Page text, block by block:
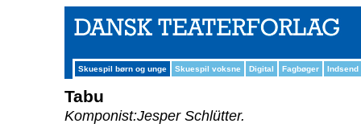
Skuespil børn og unge Skuespil voksne Digital Fagbøger Indsend
Tabu
Komponist:Jesper Schlütter.